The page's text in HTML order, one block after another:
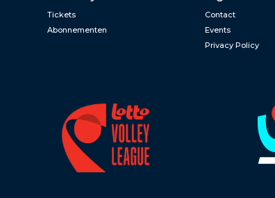
Tickets
Abonnementen
Contact
Events
Privacy Policy